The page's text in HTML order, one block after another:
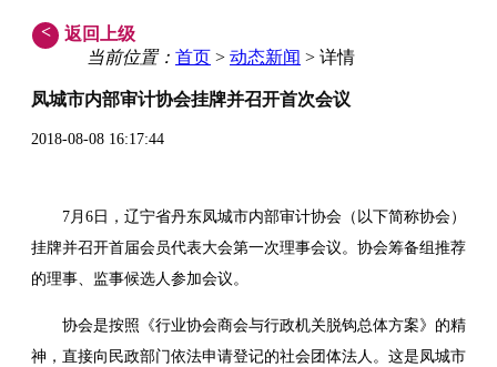
<
返回上级
当前位置： 首页 > 动态新闻 > 详情
凤城市内部审计协会挂牌并召开首次会议
2018-08-08 16:17:44
7月6日，辽宁省丹东凤城市内部审计协会（以下简称协会）
挂牌并召开首届会员代表大会第一次理事会议。协会筹备组推荐
的理事、监事候选人参加会议。
协会是按照《行业协会商会与行政机关脱钩总体方案》的精
神，直接向民政部门依法申请登记的社会团体法人。这是凤城市